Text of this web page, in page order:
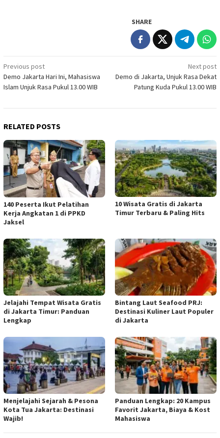
SHARE
Post
navigation
Previous post
Demo Jakarta Hari Ini, Mahasiswa
Islam Unjuk Rasa Pukul 13.00 WIB
Next post
Demo di Jakarta, Unjuk Rasa Dekat
Patung Kuda Pukul 13.00 WIB
RELATED POSTS
140 Peserta Ikut Pelatihan
Kerja Angkatan 1 di PPKD
Jaksel
10 Wisata Gratis di Jakarta
Timur Terbaru & Paling Hits
Jelajahi Tempat Wisata Gratis
di Jakarta Timur: Panduan
Lengkap
Bintang Laut Seafood PRJ:
Destinasi Kuliner Laut Populer
di Jakarta
Menjelajahi Sejarah & Pesona
Kota Tua Jakarta: Destinasi
Wajib!
Panduan Lengkap: 20 Kampus
Favorit Jakarta, Biaya & Kost
Mahasiswa